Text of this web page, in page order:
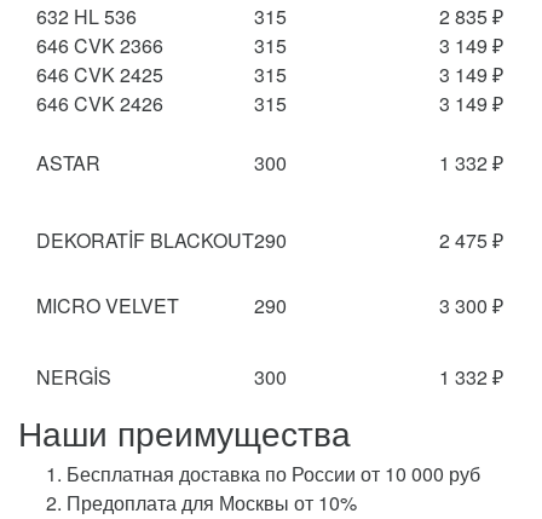
632 HL 536
315
2 835 ₽
646 CVK 2366
315
3 149 ₽
646 CVK 2425
315
3 149 ₽
646 CVK 2426
315 3 149 ₽
ASTAR 300 1 332 ₽
DEKORATİF BLACKOUT290 2 475 ₽
MICRO VELVET 290 3 300 ₽
NERGİS 300 1 332 ₽
Наши преимущества
Бесплатная доставка по России от 10 000 руб
Предоплата для Москвы от 10%